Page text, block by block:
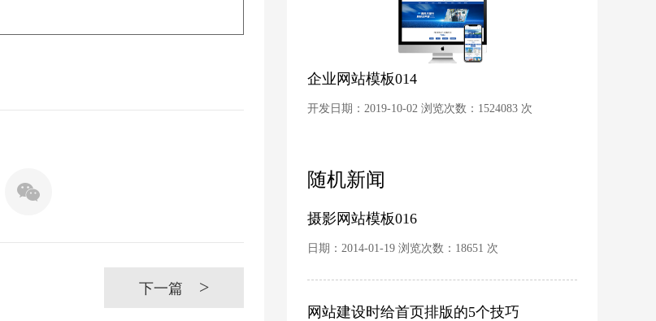
下一篇 >
企业网站模板014
开发日期：2019-10-02 浏览次数：1524083 次
随机新闻
摄影网站模板016
日期：2014-01-19 浏览次数：18651 次
网站建设时给首页排版的5个技巧